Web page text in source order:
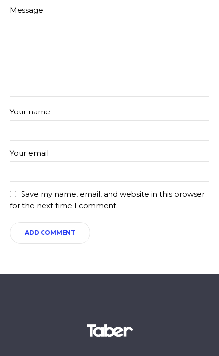
Message
Your name
Your email
Save my name, email, and website in this browser
for the next time I comment.